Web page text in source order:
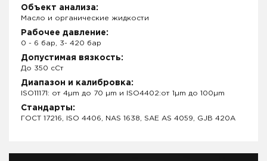
Объект анализа:
Масло и органические жидкости
Рабочее давление:
0 - 6 бар, 3- 420 бар
Допустимая вязкость:
До 350 сСт
Диапазон и калибровка:
ISO11171: от 4µm до 70 µm и ISO4402:от 1µm до 100µm
Стандарты:
ГОСТ 17216, ISO 4406, NAS 1638, SAE AS 4059, GJB 420A